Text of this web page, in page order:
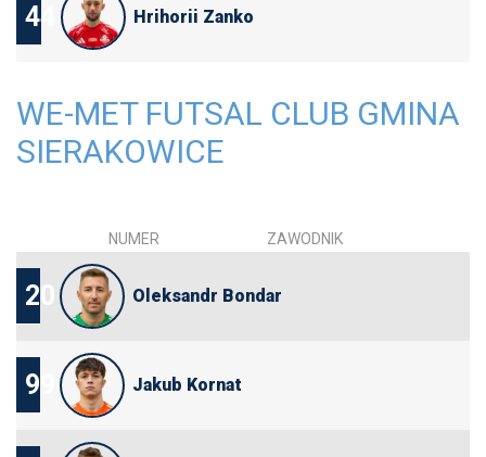
44 Hrihorii Zanko
WE-MET FUTSAL CLUB GMINA
SIERAKOWICE
NUMER ZAWODNIK
20 Oleksandr Bondar
99 Jakub Kornat